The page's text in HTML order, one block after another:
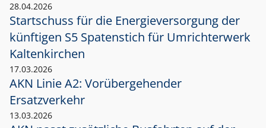
28.04.2026
Startschuss für die Energieversorgung der
künftigen S5 Spatenstich für Umrichterwerk
Kaltenkirchen
17.03.2026
AKN Linie A2: Vorübergehender
Ersatzverkehr
13.03.2026